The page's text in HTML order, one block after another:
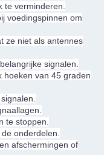
te verminderen.
voedingspinnen om
ze niet als antennes
signalen.
hoeken van 45 graden
te stoppen.
onderdelen.
afschermingen of